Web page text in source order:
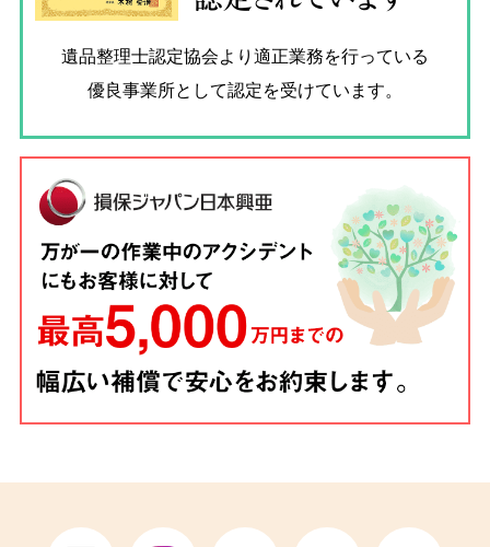
遺品整理士認定協会より適正業務を行っている
優良事業所として認定を受けています。